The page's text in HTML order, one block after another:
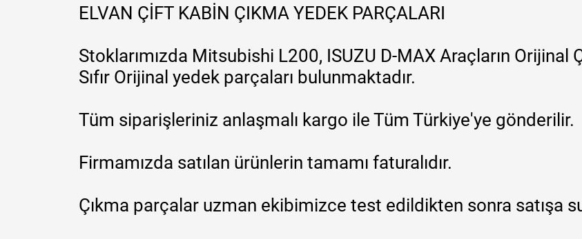
ELVAN ÇİFT KABİN ÇIKMA YEDEK PARÇALARI
Stoklarımızda Mitsubishi L200, ISUZU D-MAX Araçların Orijinal
Sıfır Orijinal yedek parçaları bulunmaktadır.
Tüm siparişleriniz anlaşmalı kargo ile Tüm Türkiye'ye gönderilir.
Firmamızda satılan ürünlerin tamamı faturalıdır.
Çıkma parçalar uzman ekibimizce test edildikten sonra satışa